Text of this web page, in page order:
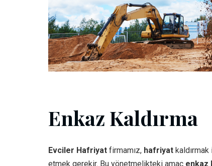
Enkaz Kaldırma
Evciler Hafriyat firmamız, hafriyat
etmek gerekir. Bu yönetmelikteki amaç enkaz